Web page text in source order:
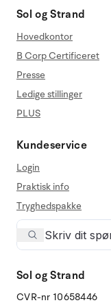
Sol og Strand
Hovedkontor
B Corp Certificeret
Presse
Ledige stillinger
PLUS
Kundeservice
Login
Praktisk info
Tryghedspakke
Sol og Strand
CVR-nr 10658446